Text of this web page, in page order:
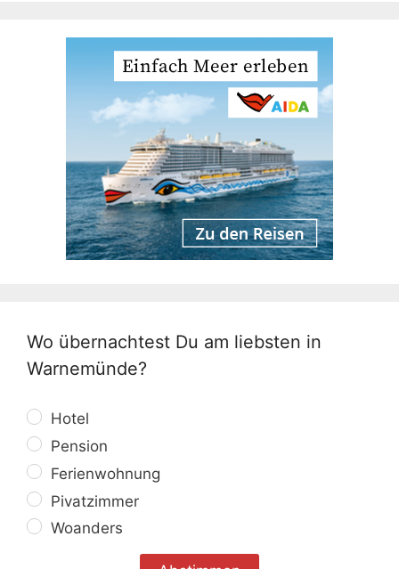
Wo übernachtest Du am liebsten in
Warnemünde?
Hotel
Pension
Ferienwohnung
Pivatzimmer
Woanders